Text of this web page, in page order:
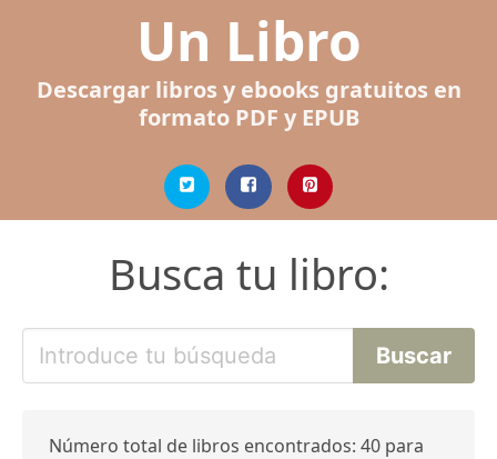
Un Libro
Descargar libros y ebooks gratuitos en
formato PDF y EPUB
Busca tu libro:
Número total de libros encontrados: 40 para